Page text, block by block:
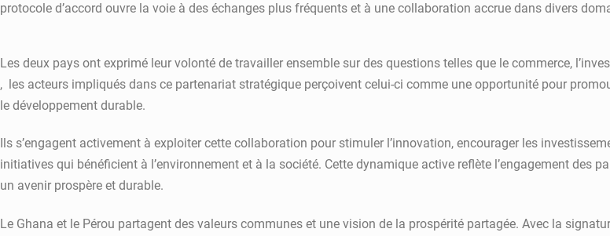
protocole d’accord ouvre la voie à des échanges plus fréquents et à une collaboration accrue dans divers
Les deux pays ont exprimé leur volonté de travailler ensemble sur des questions telles que le commerce,
, les acteurs impliqués dans ce partenariat stratégique perçoivent celui-ci comme une opportunité pour
le développement durable.
Ils s’engagent activement à exploiter cette collaboration pour stimuler l’innovation, encourager les
initiatives qui bénéficient à l’environnement et à la société. Cette dynamique active reflète l’engagement des
un avenir prospère et durable.
Le Ghana et le Pérou partagent des valeurs communes et une vision de la prospérité partagée. Avec la